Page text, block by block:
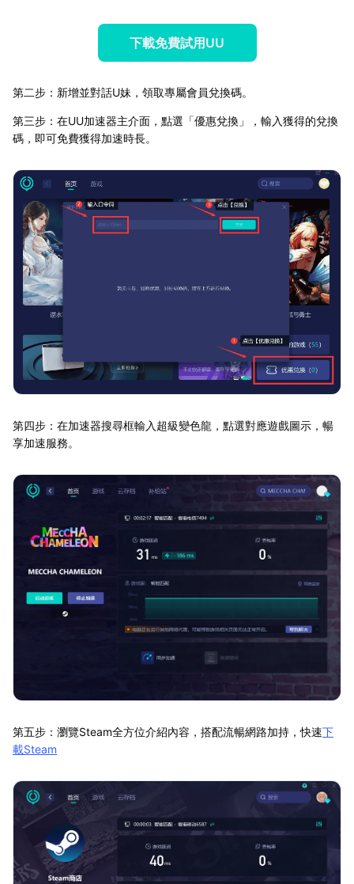
下載免費試用UU
第二步：新增並對話U妹，領取專屬會員兌換碼。
第三步：在UU加速器主介面，點選「優惠兌換」，輸入獲得的兌換
碼，即可免費獲得加速時長。
第四步：在加速器搜尋框輸入超級變色龍，點選對應遊戲圖示，暢
享加速服務。
第五步：瀏覽Steam全方位介紹內容，搭配流暢網路加持，快速下
載Steam